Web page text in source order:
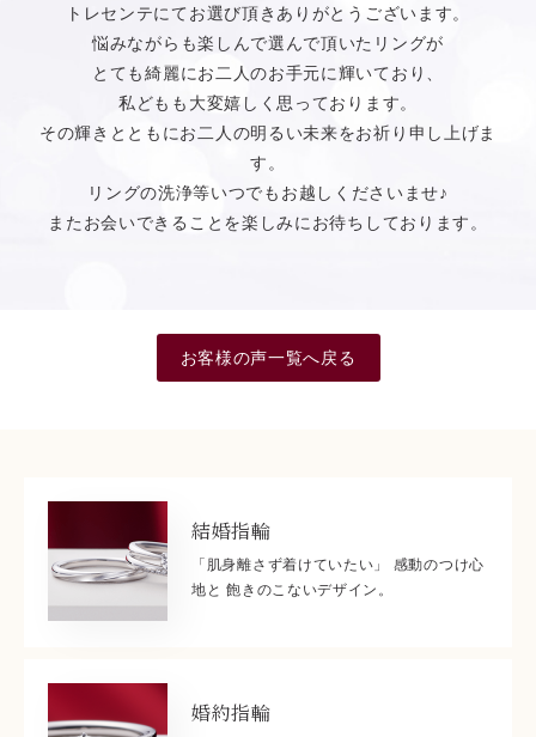
トレセンテにてお選び頂きありがとうございます。
悩みながらも楽しんで選んで頂いたリングが
とても綺麗にお二人のお手元に輝いており、
私どもも大変嬉しく思っております。
その輝きとともにお二人の明るい未来をお祈り申し上げま
す。
リングの洗浄等いつでもお越しくださいませ♪
またお会いできることを楽しみにお待ちしております。
お客様の声一覧へ戻る
結婚指輪
「肌身離さず着けていたい」 感動のつけ心
地と 飽きのこないデザイン。
婚約指輪